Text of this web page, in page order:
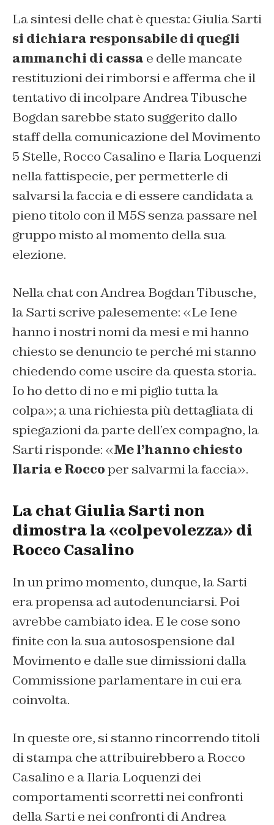
La sintesi delle chat è questa: Giulia Sarti
si dichiara responsabile di quegli
ammanchi di cassa e delle mancate
restituzioni dei rimborsi e afferma che il
tentativo di incolpare Andrea Tibusche
Bogdan sarebbe stato suggerito dallo
staff della comunicazione del Movimento
5 Stelle, Rocco Casalino e Ilaria Loquenzi
nella fattispecie, per permetterle di
salvarsi la faccia e di essere candidata a
pieno titolo con il M5S senza passare nel
gruppo misto al momento della sua
elezione.
Nella chat con Andrea Bogdan Tibusche,
la Sarti scrive palesemente: «Le Iene
hanno i nostri nomi da mesi e mi hanno
chiesto se denuncio te perché mi stanno
chiedendo come uscire da questa storia.
Io ho detto di no e mi piglio tutta la
colpa»; a una richiesta più dettagliata di
spiegazioni da parte dell’ex compagno, la
Sarti risponde: «Me l’hanno chiesto
Ilaria e Roccoper salvarmi la faccia».
La chat Giulia Sarti non
dimostra la «colpevolezza» di
Rocco Casalino
In un primo momento, dunque, la Sarti
era propensa ad autodenunciarsi. Poi
avrebbe cambiato idea. E le cose sono
finite con la sua autosospensione dal
Movimento e dalle sue dimissioni dalla
Commissione parlamentare in cui era
coinvolta.
In queste ore, si stanno rincorrendo titoli
di stampa che attribuirebbero a Rocco
Casalino e a Ilaria Loquenzi dei
comportamenti scorretti nei confronti
della Sarti e nei confronti di Andrea